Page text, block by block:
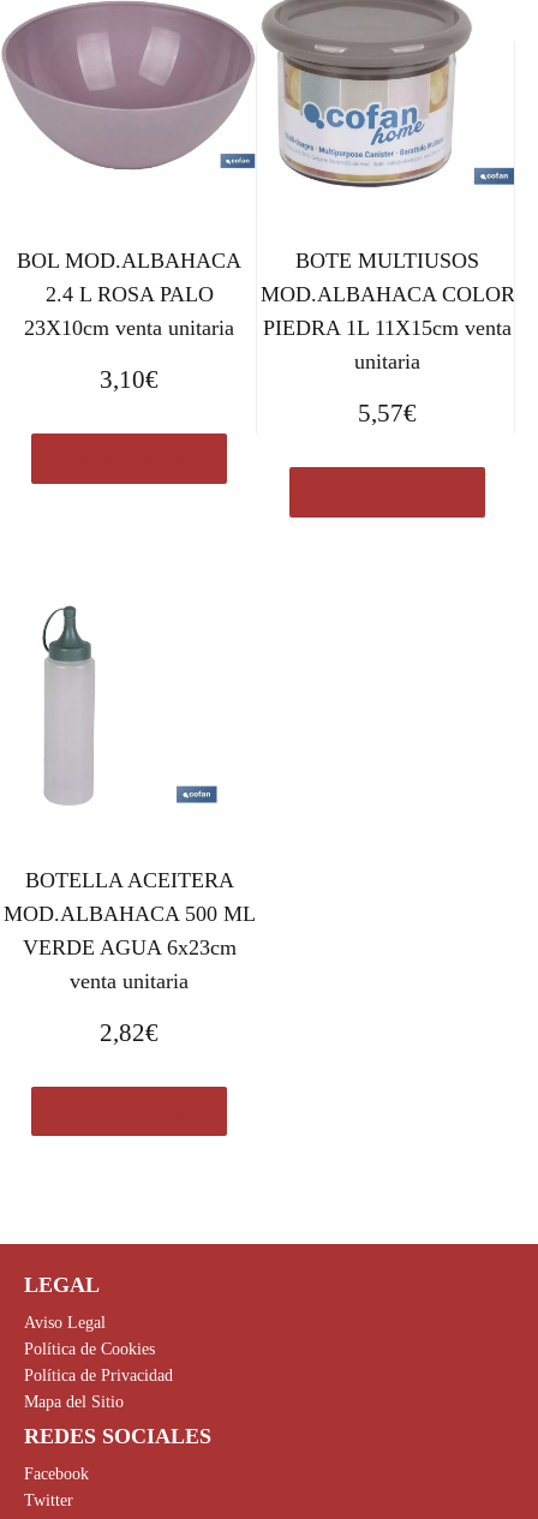
BOL MOD.ALBAHACA
2.4 L ROSA PALO
23X10cm venta unitaria
3,10€
BOTE MULTIUSOS
MOD.ALBAHACA COLOR
PIEDRA 1L 11X15cm venta
unitaria
5,57€
BOTELLA ACEITERA
MOD.ALBAHACA 500 ML
VERDE AGUA 6x23cm
venta unitaria
2,82€
LEGAL
Aviso Legal
Política de Cookies
Política de Privacidad
Mapa del Sitio
REDES SOCIALES
Facebook
Twitter